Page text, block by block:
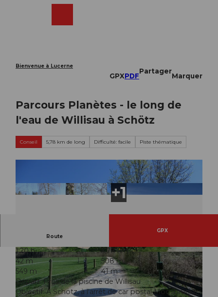
Bienvenue à Lucerne
GPXPDF
Partager
Marquer
Parcours Planètes - le long de
l'eau de Willisau à Schötz
Conseil 5,78 km de long Difficulté: facile Piste thématique
© Willisau Tourismus, Willisau Tourismus © Willisau Tourismus, Willisau Tourismus
Route
GPX
1:20 h
5,78 km
42 m
508 m
549 m
41 m
Départ: Près de la piscine de Willisau
Objectif: À Schötz, à l'arrêt de car postal Moosbrücke